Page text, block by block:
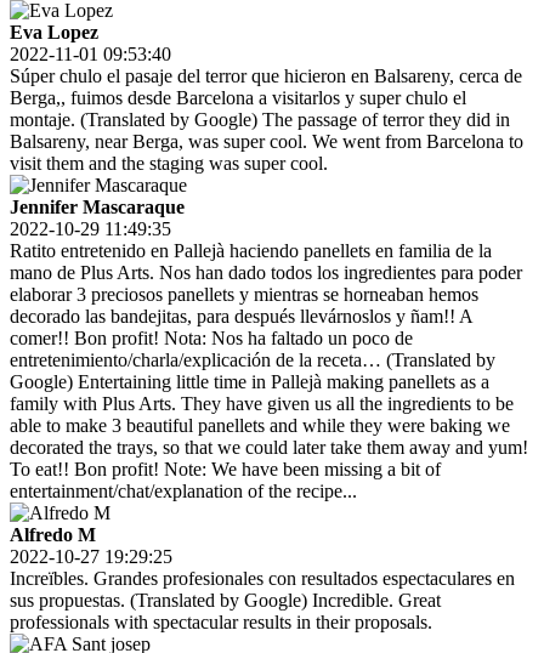
Eva Lopez
2022-11-01 09:53:40
Súper chulo el pasaje del terror que hicieron en Balsareny, cerca de
Berga,, fuimos desde Barcelona a visitarlos y super chulo el
montaje. (Translated by Google) The passage of terror they did in
Balsareny, near Berga, was super cool. We went from Barcelona to
visit them and the staging was super cool.
Jennifer Mascaraque
2022-10-29 11:49:35
Ratito entretenido en Pallejà haciendo panellets en familia de la
mano de Plus Arts. Nos han dado todos los ingredientes para poder
elaborar 3 preciosos panellets y mientras se horneaban hemos
decorado las bandejitas, para después llevárnoslos y ñam!! A
comer!! Bon profit! Nota: Nos ha faltado un poco de
entretenimiento/charla/explicación de la receta… (Translated by
Google) Entertaining little time in Pallejà making panellets as a
family with Plus Arts. They have given us all the ingredients to be
able to make 3 beautiful panellets and while they were baking we
decorated the trays, so that we could later take them away and yum!
To eat!! Bon profit! Note: We have been missing a bit of
entertainment/chat/explanation of the recipe...
Alfredo M
2022-10-27 19:29:25
Increïbles. Grandes profesionales con resultados espectaculares en
sus propuestas. (Translated by Google) Incredible. Great
professionals with spectacular results in their proposals.